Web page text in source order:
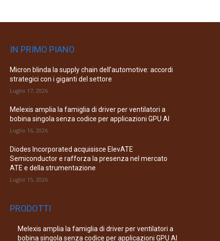
IN PRIMO PIANO
Micron blinda la supply chain dell’automotive: accordi
strategici con i giganti del settore
Luglio 17, 2026
Melexis amplia la famiglia di driver per ventilatori a
bobina singola senza codice per applicazioni GPU AI
Luglio 16, 2026
Diodes Incorporated acquisisce ElevATE
Semiconductor e rafforza la presenza nel mercato
ATE e della strumentazione
Luglio 15, 2026
PRODOTTI
Melexis amplia la famiglia di driver per ventilatori a
bobina singola senza codice per applicazioni GPU AI